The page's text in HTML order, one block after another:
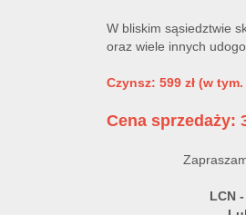
W bliskim sąsiedztwie
oraz wiele innych
Czynsz: 599 zł (w
Cena sprzedaży:
LCN